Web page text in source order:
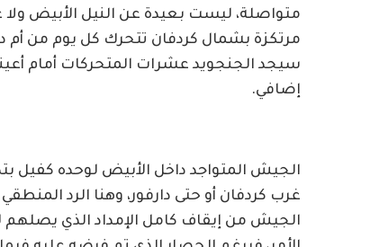
متواصلة، ليست بعيدة عن النيل الأبيض
مرتكزة بشمال كردفان تتحرك كل يوم من أم
سيجد الجنجويد عشرات المتحركات أمام
إضافي.
الجيش المتواجد داخل الأبيض لوحده كفيل
غرب كردفان أو حتى دارفور، وهنا الرد
الجيش من إيقاف كامل الإمداد الذي